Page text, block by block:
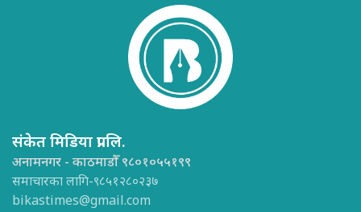
संकेत मिडिया प्रा.लि.
अनामनगर - काठमाडौँ ९८०१०५५१९९
समाचारका लागि-९८५१२८०२३७
bikastimes@gmail.com